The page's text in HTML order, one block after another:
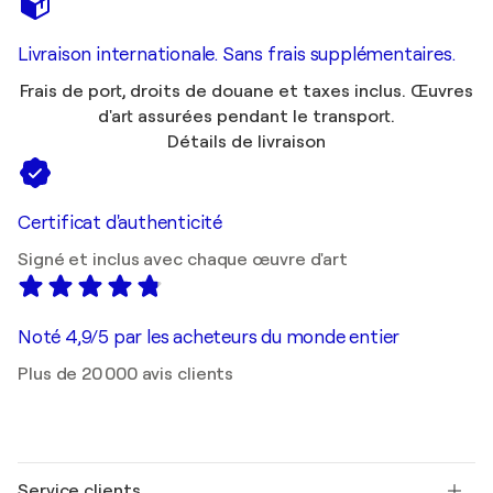
Livraison internationale. Sans frais supplémentaires.
Frais de port, droits de douane et taxes inclus. Œuvres
d'art assurées pendant le transport.
Détails de livraison
Certificat d'authenticité
Signé et inclus avec chaque œuvre d'art
Noté 4,9/5 par les acheteurs du monde entier
Plus de 20 000 avis clients